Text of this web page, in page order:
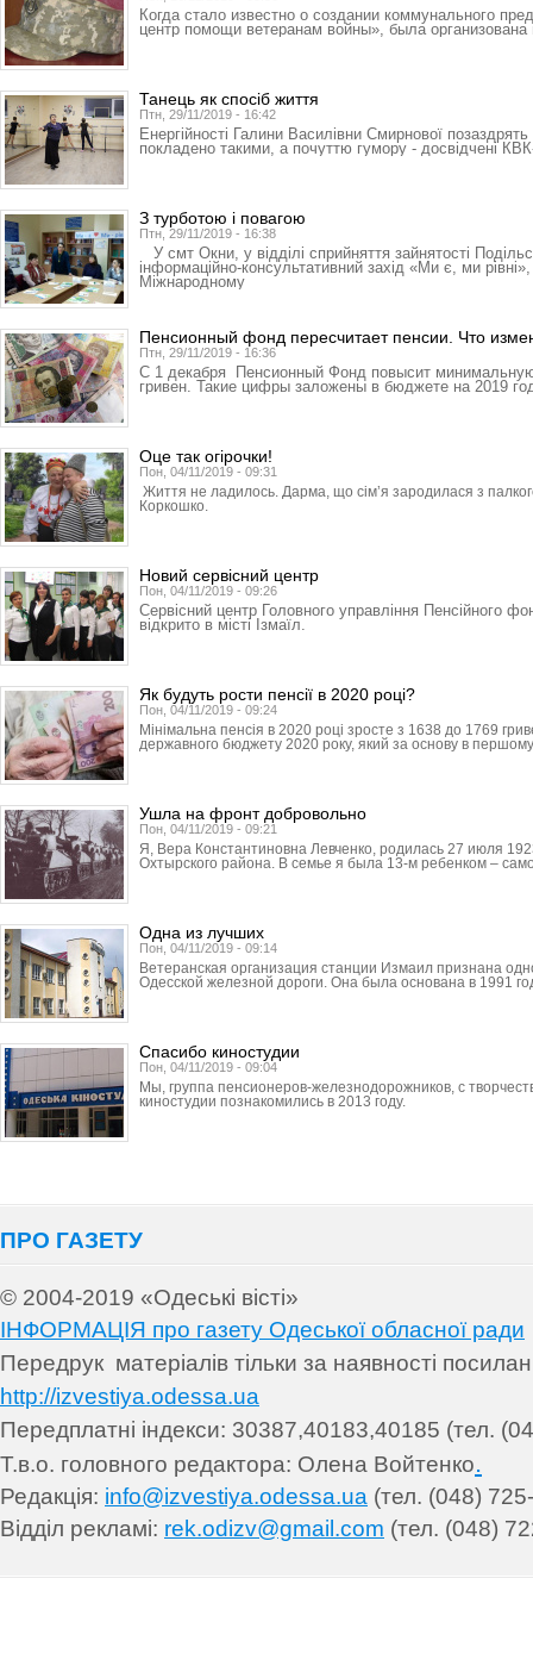
Когда стало известно о создании коммунального
центр помощи ветеранам войны», была организована
Танець як спосіб життя
Птн, 29/11/2019 - 16:42
Енергійності Галини Василівни Смирнової позаздрять
покладено такими, а почуттю гумору - досвідчені
З турботою і повагою
Птн, 29/11/2019 - 16:38
У смт Окни, у відділі сприйняття зайнятості
інформаційно-консультативний захід «Ми є, ми
Міжнародному
Пенсионный фонд пересчитает пенсии. Что
Птн, 29/11/2019 - 16:36
С 1 декабря Пенсионный Фонд повысит
гривен. Такие цифры заложены в бюджете на 2019
Оце так огірочки!
Пон, 04/11/2019 - 09:31
Життя не ладилось. Дарма, що сім’я зародилася з
Коркошко.
Новий сервісний центр
Пон, 04/11/2019 - 09:26
Сервісний центр Головного управління Пенсійного
відкрито в місті Ізмаїл.
Як будуть рости пенсії в 2020 році?
Пон, 04/11/2019 - 09:24
Мінімальна пенсія в 2020 році зросте з 1638 до 1769
державного бюджету 2020 року, який за основу в
Ушла на фронт добровольно
Пон, 04/11/2019 - 09:21
Я, Вера Константиновна Левченко, родилась 27 июля
Охтырского района. В семье я была 13-м ребенком –
Одна из лучших
Пон, 04/11/2019 - 09:14
Ветеранская организация станции Измаил признана
Одесской железной дороги. Она была основана в 1991
Спасибо киностудии
Пон, 04/11/2019 - 09:04
Мы, группа пенсионеров-железнодорожников, с
киностудии познакомились в 2013 году.
ПРО ГАЗЕТУ
© 2004-2019 «Одеські вісті»
ІНФОРМАЦІЯ про газету Одеської обласної ради
Передрук матеріалів тільки за наявності
http://izvestiya.odessa.ua
Передплатні індекси: 30387,40183,40185 (тел.
Т.в.о. головного редактора: Олена Войтенко.
Редакція: info@izvestiya.odessa.ua (тел. (048)
Відділ рекламі: rek.odizv@gmail.com (тел. (048)